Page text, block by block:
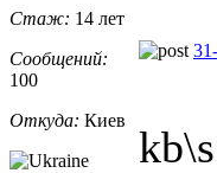
Стаж: 14 лет
Сообщений:
100
Откуда: Киев
kb\s